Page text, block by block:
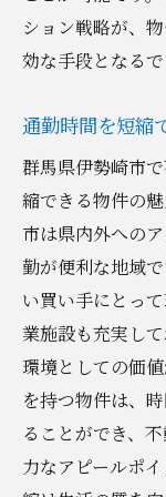
ション戦略が、
効な手段となるで
通勤時間を短縮
群馬県伊勢崎市
縮できる物件の
市は県内外への
勤が便利な地域
い買い手にとっ
業施設も充実し
環境としての価
を持つ物件は、
ることができ、
力なアピールポ